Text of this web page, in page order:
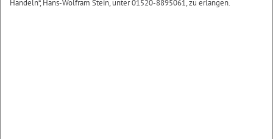
Handeln“, Hans-Wolfram Stein, unter 01520-8895061, zu erlangen.